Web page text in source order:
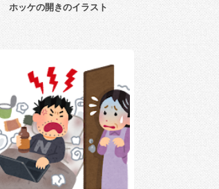
ホッケの開きのイラスト